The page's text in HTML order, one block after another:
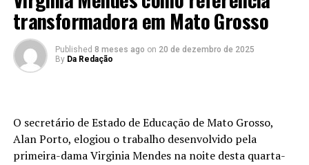
transformadora em Mato Grosso
Published 8 meses ago on 20 de dezembro de 2025
By Da Redação
O secretário de Estado de Educação de Mato Grosso,
Alan Porto, elogiou o trabalho desenvolvido pela
primeira-dama Virginia Mendes na noite desta quarta-